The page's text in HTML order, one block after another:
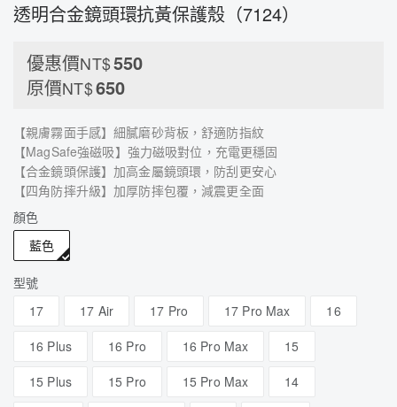
透明合金鏡頭環抗黃保護殼（7124）
優惠價NT$550
原價NT$650
【親膚霧面手感】細膩磨砂背板，舒適防指紋
【MagSafe強磁吸】強力磁吸對位，充電更穩固
【合金鏡頭保護】加高金屬鏡頭環，防刮更安心
【四角防摔升級】加厚防摔包覆，減震更全面
顏色
藍色
型號
17
17 Air 17 Pro 17 Pro Max
16
16 Plus
16 Pro 16 Pro Max
15
15 Plus
15 Pro 15 Pro Max
14